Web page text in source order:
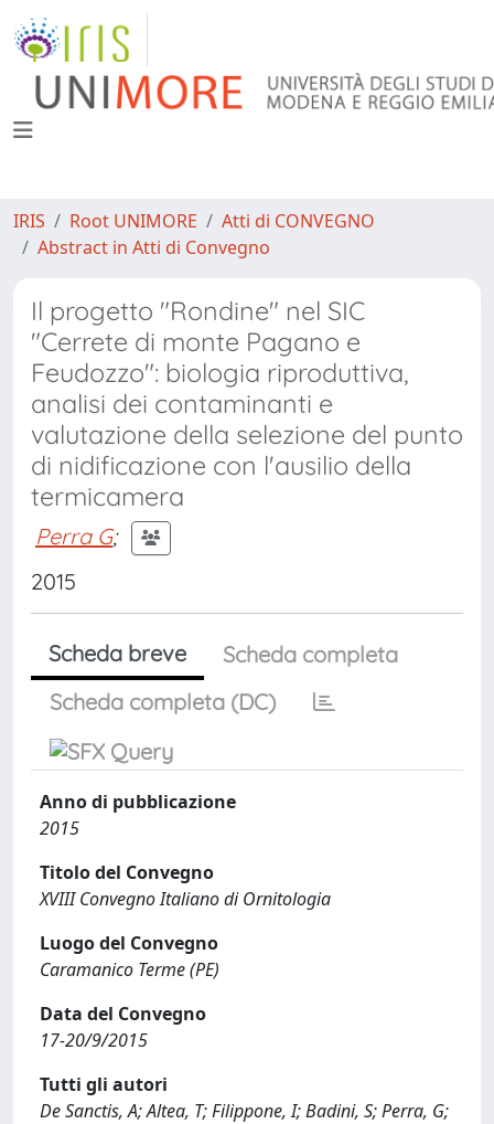
IRIS Root UNIMORE
Atti di CONVEGNO
Abstract in Atti di Convegno
Il progetto "Rondine" nel SIC
"Cerrete di monte Pagano e
Feudozzo": biologia riproduttiva,
analisi dei contaminanti e
valutazione della selezione del punto
di nidificazione con l'ausilio della
termicamera
Perra G;
2015
Scheda breve
Scheda completa
Scheda completa (DC)
Anno di pubblicazione
2015
Titolo del Convegno
XVIII Convegno Italiano di Ornitologia
Luogo del Convegno
Caramanico Terme (PE)
Data del Convegno
17-20/9/2015
Tutti gli autori
De Sanctis, A; Altea, T; Filippone, I; Badini, S; Perra, G;